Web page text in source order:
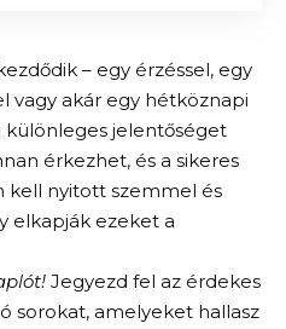
– egy érzéssel, egy
vagy akár egy hétköznapi
jelentőséget
érkezhet, és a sikeres
kell nyitott szemmel és
elkapják ezeket a
Jegyezd fel az érdekes
sorokat, amelyeket hallasz